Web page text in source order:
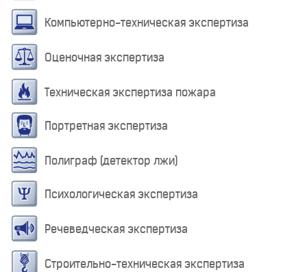
Компьютерно-техническая экспертиза
Оценочная экспертиза
Техническая экспертиза пожара
Портретная экспертиза
Полиграф (детектор лжи)
Психологическая экспертиза
Речеведческая экспертиза
Строительно-техническая экспертиза